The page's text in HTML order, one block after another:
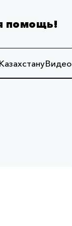
помощь!
Видео